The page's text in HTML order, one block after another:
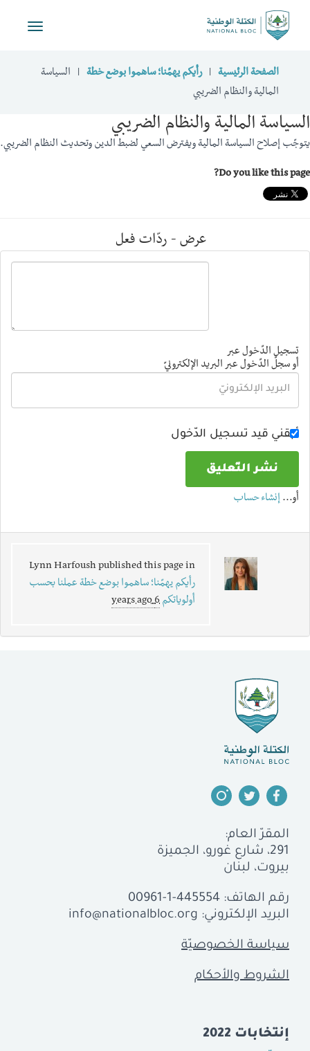
Toggle
الصفحة الرئيسية رأيكم يهمّنا؛ ساهموا بوضع خطة
السياسة
المالية والنظام الضريبي
السياسة المالية والنظام الضريبي
يتوجّب إصلاح السياسة المالية ويفترض السعي لضبط الدين وتحديث النظام الضريبي.
Do you like this page?
عرض - ردّات فعل
تسجيل الدّخول عبر
أو سجلّ الدّخول عبر البريد الإلكترونيّ
أبقني قيد تسجيل الدّخول
أو… إنشاء حساب
Lynn Harfoushpublished this page in
رأيكم يهمّنا؛ ساهموا بوضع خطة عملنا بحسب
أولوياتكم 6 years ago
المقرّ العام:
291، شارع غورو، الجميزة
بيروت، لبنان
رقم الهاتف: 00961-1-445554
البريد الإلكتروني: info@nationalbloc.org
سياسة الخصوصيّة
الشروط والأحكام
إنتخابات 2022